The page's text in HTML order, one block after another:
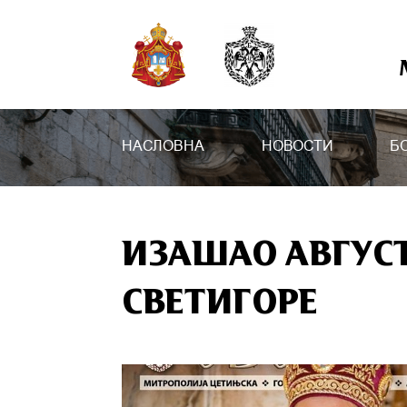
НАСЛОВНА НОВОСТИ
ИЗАШАО
СВЕТИГОРЕ